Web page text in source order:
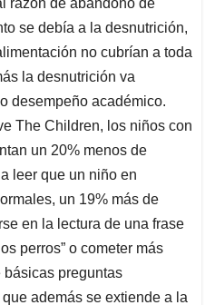
razón de abandono de
se debía a la desnutrición,
no cubrían a toda
la desnutrición va
desempeño académico.
The Children, los niños con
un 20% menos de
leer que un niño en
un 19% más de
en la lectura de una frase
perros” o cometer más
preguntas
además se extiende a la